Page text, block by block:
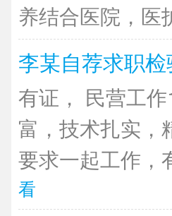
养结合医院，医
李某自荐求职
有证， 民营工
富，技术扎实，
要求一起工作，
看